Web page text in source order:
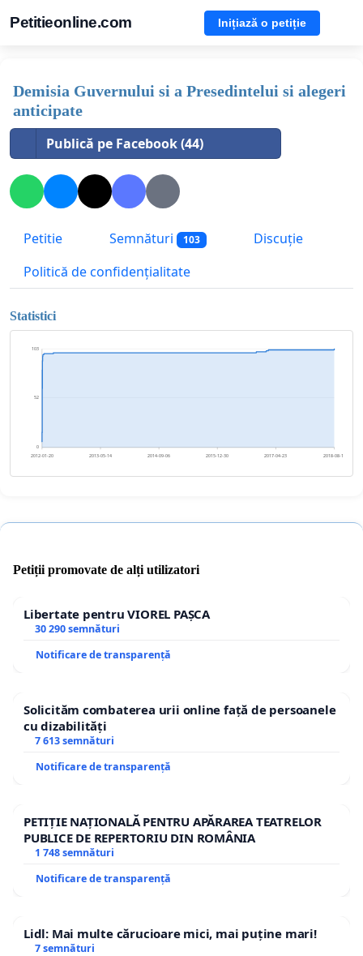
Petitieonline.com Inițiază o petiție
Demisia Guvernului si a Presedintelui si alegeri
anticipate
Publică pe Facebook (44)
Petitie Semnături 103
Discuție
Politică de confidențialitate
Statistici
0
52
103
2012-01-20 2013-05-14 2014-09-06 2015-12-30 2017-04-23 2018-08-16
Petiții promovate de alți utilizatori
Libertate pentru VIOREL PAȘCA
30 290 semnături
Notificare de transparență
Solicităm combaterea urii online față de persoanele
cu dizabilități
7 613 semnături
Notificare de transparență
PETIȚIE NAȚIONALĂ PENTRU APĂRAREA TEATRELOR
PUBLICE DE REPERTORIU DIN ROMÂNIA
1 748 semnături
Notificare de transparență
Lidl: Mai multe cărucioare mici, mai puține mari!
7 semnături